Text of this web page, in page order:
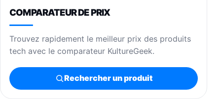
COMPARATEUR DE PRIX
Trouvez rapidement le meilleur prix des produits
tech avec le comparateur KultureGeek.
Rechercher un produit